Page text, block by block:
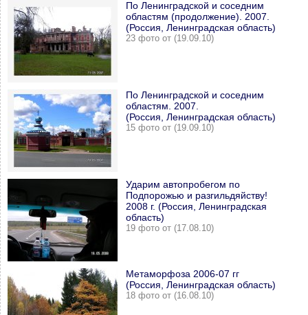
По Ленинградской и соседним
областям (продолжение). 2007.
(Россия, Ленинградская область)
23 фото от (19.09.10)
По Ленинградской и соседним
областям. 2007.
(Россия, Ленинградская область)
15 фото от (19.09.10)
Ударим автопробегом по
Подпорожью и разгильдяйству!
2008 г. (Россия, Ленинградская
область)
19 фото от (17.08.10)
Метаморфоза 2006-07 гг
(Россия, Ленинградская область)
18 фото от (16.08.10)